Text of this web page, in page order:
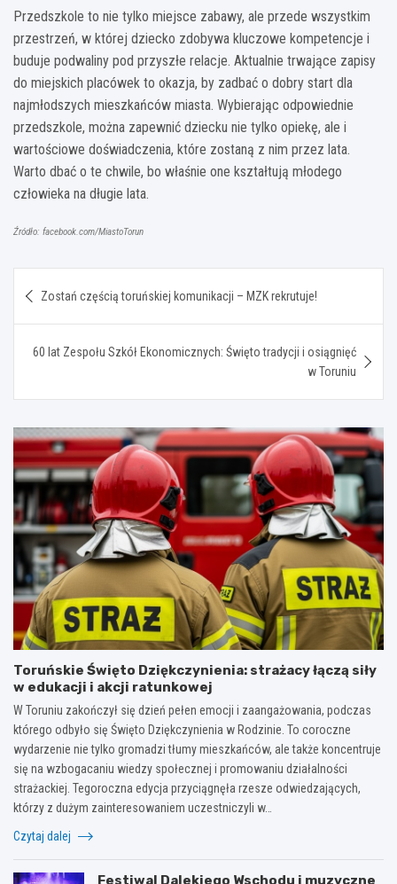
Przedszkole to nie tylko miejsce zabawy, ale przede wszystkim
przestrzeń, w której dziecko zdobywa kluczowe kompetencje i
buduje podwaliny pod przyszłe relacje. Aktualnie trwające zapisy
do miejskich placówek to okazja, by zadbać o dobry start dla
najmłodszych mieszkańców miasta. Wybierając odpowiednie
przedszkole, można zapewnić dziecku nie tylko opiekę, ale i
wartościowe doświadczenia, które zostaną z nim przez lata.
Warto dbać o te chwile, bo właśnie one kształtują młodego
człowieka na długie lata.
Źródło: facebook.com/MiastoTorun
wpisu
Zostań częścią toruńskiej komunikacji – MZK rekrutuje!
60 lat Zespołu Szkół Ekonomicznych: Święto tradycji i osiągnięć
w Toruniu
Toruńskie Święto Dziękczynienia: strażacy łączą siły
w edukacji i akcji ratunkowej
W Toruniu zakończył się dzień pełen emocji i zaangażowania, podczas
którego odbyło się Święto Dziękczynienia w Rodzinie. To coroczne
wydarzenie nie tylko gromadzi tłumy mieszkańców, ale także koncentruje
się na wzbogacaniu wiedzy społecznej i promowaniu działalności
strażackiej. Tegoroczna edycja przyciągnęła rzesze odwiedzających,
którzy z dużym zainteresowaniem uczestniczyli w…
Czytaj dalej
Festiwal Dalekiego Wschodu i muzyczne